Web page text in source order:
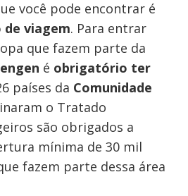
você pode encontrar é
de viagem. Para entrar
que fazem parte da
é obrigatório ter
países da Comunidade
o Tratado
são obrigados a
mínima de 30 mil
fazem parte dessa área